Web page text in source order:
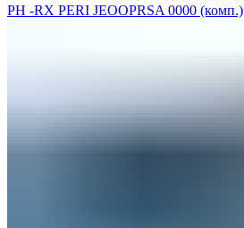
PH -RX PERI JEOOPRSA 0000 (комп.)